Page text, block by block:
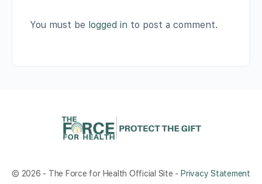
You must be logged in to post a comment.
© 2026 - The Force for Health Official Site - Privacy Statement